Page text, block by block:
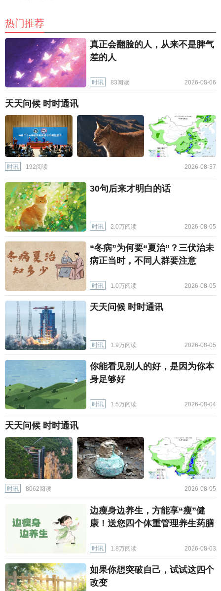
热门推荐
真正会翻脸的人，从来不是脾气
差的人
时讯 83阅读 2026-08-06
天天问候 时时通讯
时讯 192阅读 2026-08-37
30句后来才明白的话
时讯 2.0万阅读 2026-08-05
“冬病”为何要“夏治”？三伏治未
病正当时，不同人群要注意
时讯 1.0万阅读 2026-08-05
天天问候 时时通讯
时讯 1.9万阅读 2026-08-05
你能看见别人的好，是因为你本
身足够好
时讯 1.5万阅读 2026-08-04
天天问候 时时通讯
时讯 8062阅读 2026-08-05
边瘦身边养生，方能享“瘦”健
康！送您四个体重管理养生药膳
时讯 1.8万阅读 2026-08-03
如果你想突破自己，试试这四个
改变